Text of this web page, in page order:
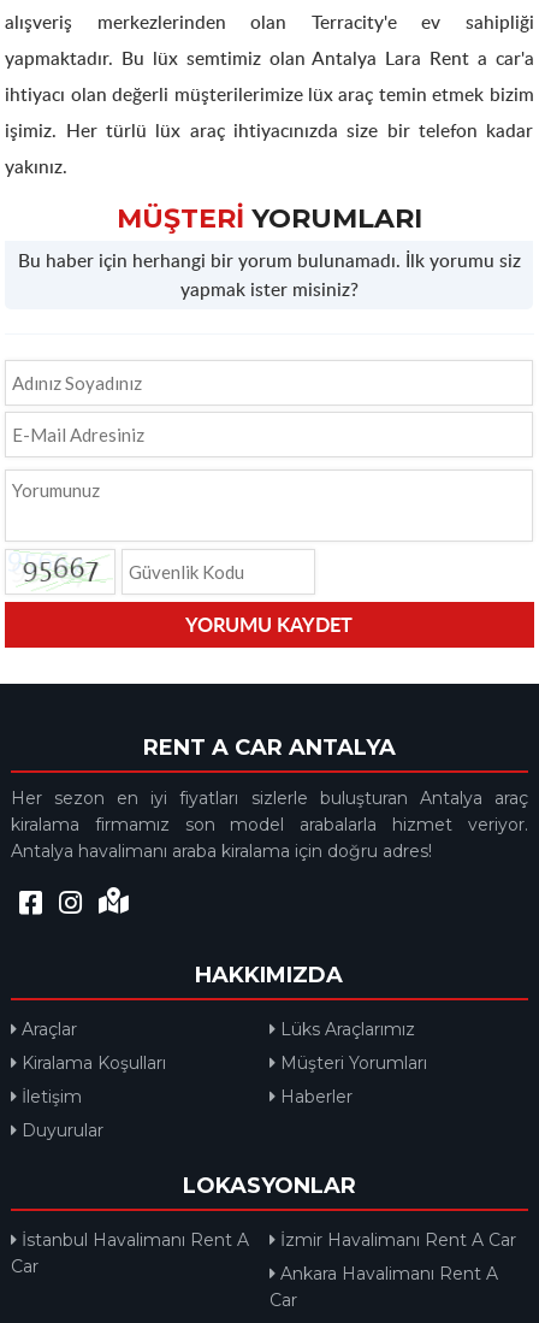
alışveriş merkezlerinden olan Terracity'e ev sahipliği
yapmaktadır. Bu lüx semtimiz olan Antalya Lara Rent a car'a
ihtiyacı olan değerli müşterilerimize lüx araç temin etmek bizim
işimiz. Her türlü lüx araç ihtiyacınızda size bir telefon kadar
yakınız.
MÜŞTERİ YORUMLARI
Bu haber için herhangi bir yorum bulunamadı. İlk yorumu siz
yapmak ister misiniz?
RENT A CAR ANTALYA
Her sezon en iyi fiyatları sizlerle buluşturan Antalya araç
kiralama firmamız son model arabalarla hizmet veriyor.
Antalya havalimanı araba kiralama için doğru adres!
HAKKIMIZDA
Araçlar
Lüks Araçlarımız
Kiralama Koşulları
Müşteri Yorumları
İletişim
Haberler
Duyurular
LOKASYONLAR
İstanbul Havalimanı Rent A
Car
İzmir Havalimanı Rent A Car
Ankara Havalimanı Rent A
Car